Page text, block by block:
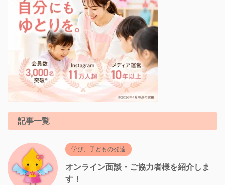
記事一覧
学び、子どもの発達
オンライン面談・ご協力者様を紹介しま
す！